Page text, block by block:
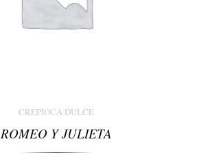
CREPIOCA DULCE
ROMEO Y JULIETA